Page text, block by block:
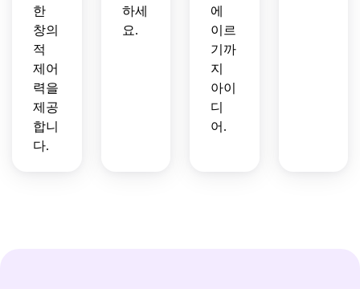
한
창의
적
제어
력을
제공
합니
다.
하세
요.
에
이르
기까
지
아이
디
어.